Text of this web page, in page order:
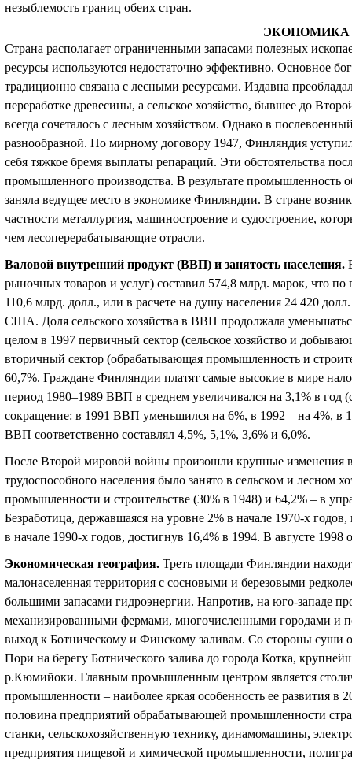
незыблемость границ обеих стран.
ЭКОНОМИКА
Страна располагает ограниченными запасами полезных
ресурсы используются недостаточно эффективно. Основное
традиционно связана с лесными ресурсами. Издавна
переработке древесины, а сельское хозяйство, бывшее до
всегда сочеталось с лесным хозяйством. Однако в
разнообразной. По мирному договору 1947, Финляндия
себя тяжкое бремя выплаты репараций. Эти обстоятельства
промышленного производства. В результате промышленность
заняла ведущее место в экономике Финляндии. В стране
частности металлургия, машиностроение и судостроение,
чем лесоперерабатывающие отрасли.
Валовой внутренний продукт (ВВП) и занятость населения.
рыночных товаров и услуг) составил 574,8 млрд. марок, что по
110,6 млрд. долл., или в расчете на душу населения 24 420
США. Доля сельского хозяйства в ВВП продолжала
целом в 1997 первичный сектор (сельское хозяйство и
вторичный сектор (обрабатывающая промышленность и
60,7%. Граждане Финляндии платят самые высокие в мире
период 1980–1989 ВВП в среднем увеличивался на 3,1% в год
сокращение: в 1991 ВВП уменьшился на 6%, в 1992 – на 4%, в
ВВП соответственно составлял 4,5%, 5,1%, 3,6% и 6,0%.
После Второй мировой войны произошли крупные изменения
трудоспособного населения было занято в сельском и лесном
промышленности и строительстве (30% в 1948) и 64,2% – в
Безработица, державшаяся на уровне 2% в начале 1970-х
в начале 1990-х годов, достигнув 16,4% в 1994. В августе 1998
Экономическая география. Треть площади Финляндии
малонаселенная территория с сосновыми и березовыми
большими запасами гидроэнергии. Напротив, на юго-западе
механизированными фермами, многочисленными городами и
выход к Ботническому и Финскому заливам. Со стороны суши
Пори на берегу Ботнического залива до города Котка,
р.Кюмийоки. Главным промышленным центром является
промышленности – наиболее яркая особенность ее развития в
половина предприятий обрабатывающей промышленности
станки, сельскохозяйственную технику, динамомашины,
предприятия пищевой и химической промышленности,